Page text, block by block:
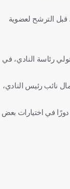
قبل الترشح لعضوية
رئاسة النادي، في
نائب رئيس النادي،
في اختيارات بعض